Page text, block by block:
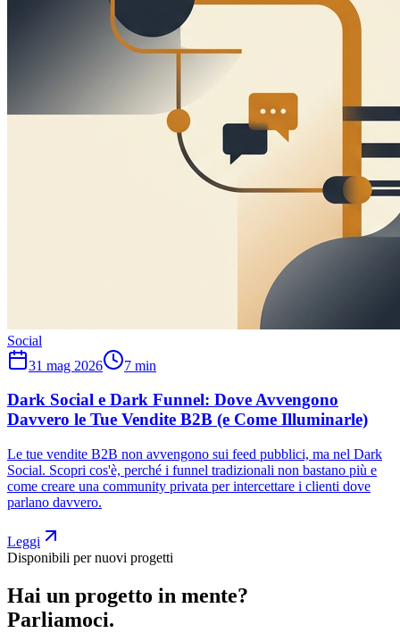
Social
31 mag 2026
7 min
Dark Social e Dark Funnel: Dove Avvengono
Davvero le Tue Vendite B2B (e Come Illuminarle)
Le tue vendite B2B non avvengono sui feed pubblici, ma nel Dark
Social. Scopri cos'è, perché i funnel tradizionali non bastano più e
come creare una community privata per intercettare i clienti dove
parlano davvero.
Leggi
Disponibili per nuovi progetti
Hai un progetto in mente?
Parliamoci.